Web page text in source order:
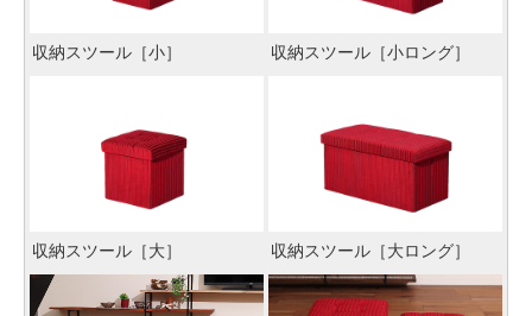
収納スツール［小］ 収納スツール［小ロング］
収納スツール［大］ 収納スツール［大ロング］